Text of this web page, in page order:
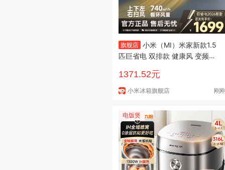
旗舰店 小米（MI）米家新款1.5
匹巨省电 双排款 健康风 变频冷
式卧室客厅家用空调挂机 大1匹
新一级能效 巨省电26款
1371.52元
小米冰箱旗舰店 刚
电饭煲